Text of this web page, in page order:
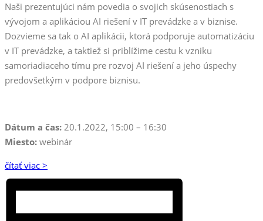
Naši prezentujúci nám povedia o svojich skúsenostiach s
vývojom a aplikáciou AI riešení v IT prevádzke a v biznise.
Dozvieme sa tak o AI aplikácii, ktorá podporuje automatizáciu
v IT prevádzke, a taktiež si priblížime cestu k vzniku
samoriadiaceho tímu pre rozvoj AI riešení a jeho úspechy
predovšetkým v podpore biznisu.
Dátum a čas: 20.1.2022, 15:00 – 16:30
Miesto: webinár
čítať viac >